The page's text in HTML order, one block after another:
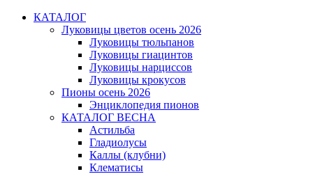
КАТАЛОГ
Луковицы цветов осень 2026
Луковицы тюльпанов
Луковицы гиацинтов
Луковицы нарциссов
Луковицы крокусов
Пионы осень 2026
Энциклопедия пионов
КАТАЛОГ ВЕСНА
Астильба
Гладиолусы
Каллы (клубни)
Клематисы